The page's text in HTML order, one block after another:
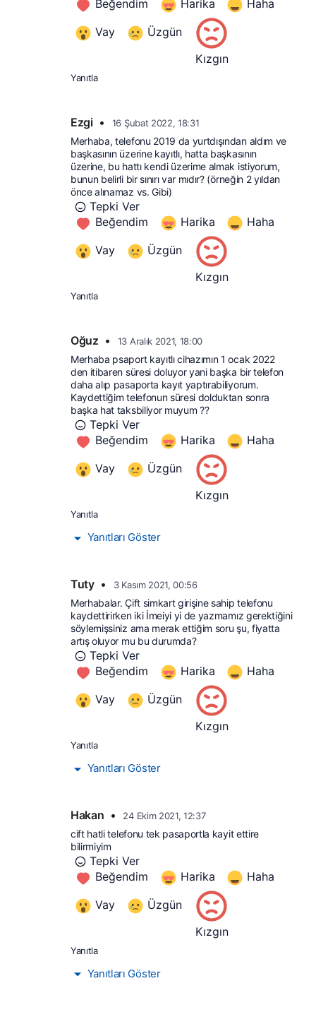
Beğendim
Harika
Haha
Vay
Üzgün
Kızgın
Yanıtla
Ezgi • 16 Şubat 2022, 18:31
Merhaba, telefonu 2019 da yurtdışından aldım ve
başkasının üzerine kayıtlı, hatta başkasının
üzerine, bu hattı kendi üzerime almak istiyorum,
bunun belirli bir sınırı var mıdır? (örneğin 2 yıldan
önce alınamaz vs. Gibi)
Tepki Ver
Beğendim
Harika
Haha
Vay
Üzgün
Kızgın
Yanıtla
Oğuz • 13 Aralık 2021, 18:00
Merhaba psaport kayıtlı cihazımın 1 ocak 2022
den itibaren süresi doluyor yani başka bir telefon
daha alıp pasaporta kayıt yaptırabiliyorum.
Kaydettiğim telefonun süresi dolduktan sonra
başka hat taksbiliyor muyum ??
Tepki Ver
Beğendim
Harika
Haha
Vay
Üzgün
Kızgın
Yanıtla
Yanıtları Göster
Tuty • 3 Kasım 2021, 00:56
Merhabalar. Çift simkart girişine sahip telefonu
kaydettirirken iki İmeiyi yi de yazmamız gerektiğini
söylemişsiniz ama merak ettiğim soru şu, fiyatta
artış oluyor mu bu durumda?
Tepki Ver
Beğendim
Harika
Haha
Vay
Üzgün
Kızgın
Yanıtla
Yanıtları Göster
Hakan • 24 Ekim 2021, 12:37
cift hatli telefonu tek pasaportla kayit ettire
bilirmiyim
Tepki Ver
Beğendim
Harika
Haha
Vay
Üzgün
Kızgın
Yanıtla
Yanıtları Göster